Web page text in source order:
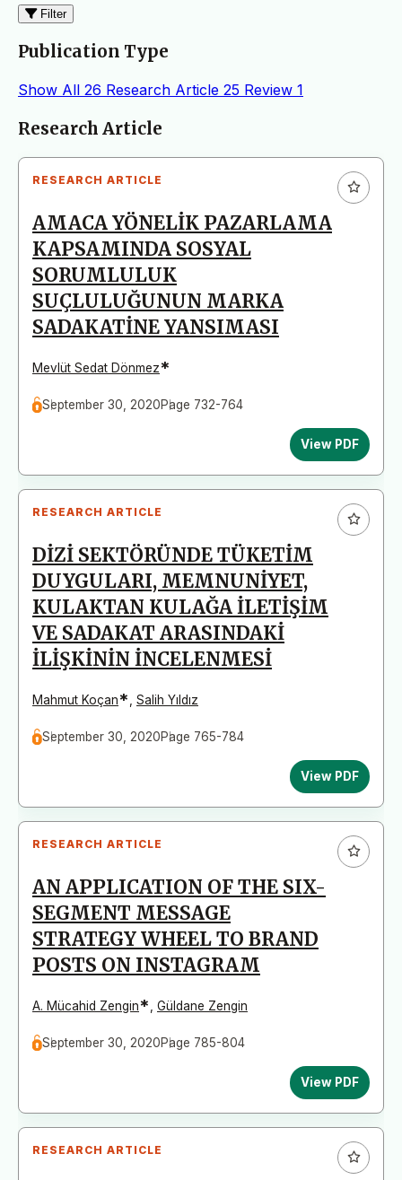
Filter
Publication Type
Show All 26 Research Article 25 Review 1
Articles
Research Article
RESEARCH ARTICLE
AMACA YÖNELİK PAZARLAMA
KAPSAMINDA SOSYAL
SORUMLULUK
SUÇLULUĞUNUN MARKA
SADAKATİNE YANSIMASI
Mevlüt Sedat Dönmez*
September 30, 2020Page 732-764
View PDF
RESEARCH ARTICLE
DİZİ SEKTÖRÜNDE TÜKETİM
DUYGULARI, MEMNUNİYET,
KULAKTAN KULAĞA İLETİŞİM
VE SADAKAT ARASINDAKİ
İLİŞKİNİN İNCELENMESİ
Mahmut Koçan* Salih Yıldız
September 30, 2020Page 765-784
View PDF
RESEARCH ARTICLE
AN APPLICATION OF THE SIX-
SEGMENT MESSAGE
STRATEGY WHEEL TO BRAND
POSTS ON INSTAGRAM
A. Mücahid Zengin* Güldane Zengin
September 30, 2020Page 785-804
View PDF
RESEARCH ARTICLE